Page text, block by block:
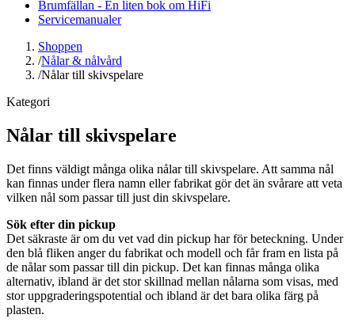
Brumfällan - En liten bok om HiFi
Servicemanualer
Shoppen
/Nålar & nålvård
/Nålar till skivspelare
Kategori
Nålar till skivspelare
Det finns väldigt många olika nålar till skivspelare. Att samma nål
kan finnas under flera namn eller fabrikat gör det än svårare att veta
vilken nål som passar till just din skivspelare.
Sök efter din pickup
Det säkraste är om du vet vad din pickup har för beteckning. Under
den blå fliken anger du fabrikat och modell och får fram en lista på
de nålar som passar till din pickup. Det kan finnas många olika
alternativ, ibland är det stor skillnad mellan nålarna som visas, med
stor uppgraderingspotential och ibland är det bara olika färg på
plasten.